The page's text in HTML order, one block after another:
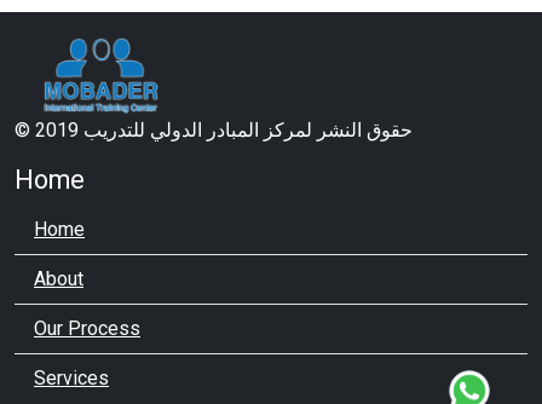
© 2019 حقوق النشر لمركز المبادر الدولي للتدريب
Home
Home
About
Our Process
Services